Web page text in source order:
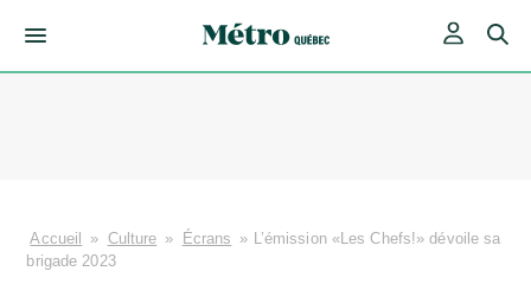
Accueil » Culture » Écrans » L’émission «Les Chefs!» dévoile sa
brigade 2023